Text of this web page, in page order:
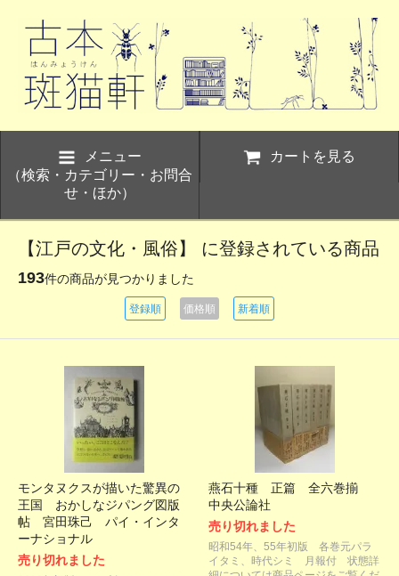
メニュー
（検索・カテゴリー・お問合
せ・ほか）
カートを見る
【江戸の文化・風俗】 に登録されている商品
193件の商品が見つかりました
登録順 価格順 新着順
モンタヌクスが描いた驚異の
王国 おかしなジパング図版
帖 宮田珠己 パイ・インタ
ーナショナル
売り切れました
燕石十種 正篇 全六巻揃
中央公論社
売り切れました
昭和54年、55年初版 各巻元パラ
イタミ、時代シミ 月報付 状態詳